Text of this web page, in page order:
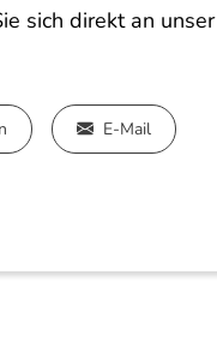
sich direkt an
E-Mail